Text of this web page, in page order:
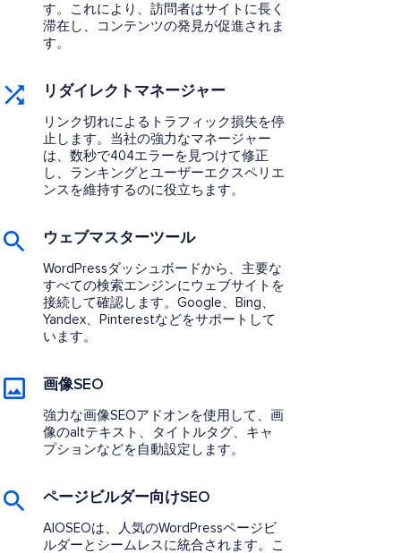
す。これにより、訪問者はサイトに長く
滞在し、コンテンツの発見が促進されま
す。
リダイレクトマネージャー
リンク切れによるトラフィック損失を停
止します。当社の強力なマネージャー
は、数秒で404エラーを見つけて修正
し、ランキングとユーザーエクスペリエ
ンスを維持するのに役立ちます。
ウェブマスターツール
WordPressダッシュボードから、主要な
すべての検索エンジンにウェブサイトを
接続して確認します。Google、Bing、
Yandex、Pinterestなどをサポートして
います。
画像SEO
強力な画像SEOアドオンを使用して、画
像のaltテキスト、タイトルタグ、キャ
プションなどを自動設定します。
ページビルダー向けSEO
AIOSEOは、人気のWordPressページビ
ルダーとシームレスに統合されます。こ